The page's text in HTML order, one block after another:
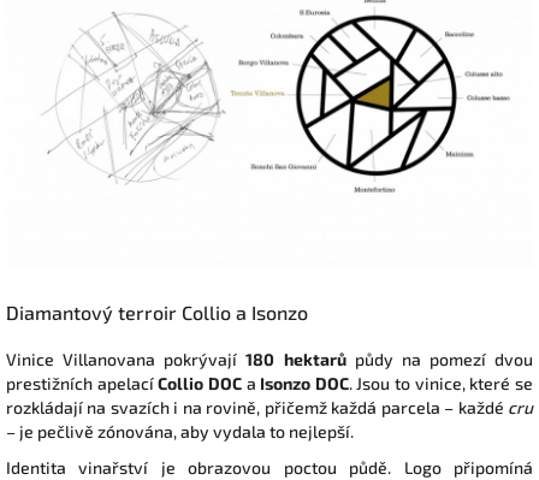
Diamantový terroir Collio a Isonzo
Vinice Villanovana pokrývají180 hektarůpůdy na pomezí dvou
prestižních apelacíCollio DOCa Isonzo DOC. Jsou to vinice, které se
rozkládají na svazích i na rovině, přičemž každá parcela – každé cru
– je pečlivě zónována, aby vydala to nejlepší.
Identita vinařství je obrazovou poctou půdě. Logo připomíná